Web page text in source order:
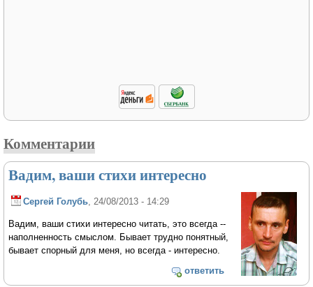
Комментарии
Вадим, ваши стихи интересно
Сергей Голубь , 24/08/2013 - 14:29
Вадим, ваши стихи интересно читать, это всегда --
наполненность смыслом. Бывает трудно понятный,
бывает спорный для меня, но всегда - интересно.
ответить